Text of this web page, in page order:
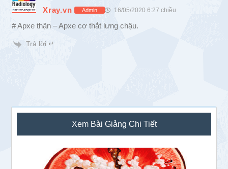
Xray.vn Admin 16/05/2020 6:27 chiều
# Apxe thận – Apxe cơ thắt lưng chậu.
Trả lời ↵
Sidebar
chính
Xem Bài Giảng Chi Tiết